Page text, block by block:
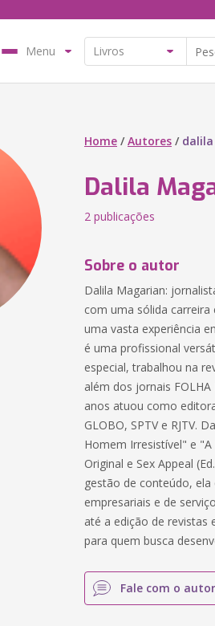
Menu
Home /Autores /
Dalila
2 publicações
Sobre o autor
Dalila Magarian:
com uma sólida carreira
uma vasta experiência
é uma profissional
especial, trabalhou na
além dos jornais FOLHA
anos atuou como
GLOBO, SPTV e RJTV.
Homem Irresistível" e
Original e Sex Appeal
gestão de conteúdo,
empresariais e de
até a edição de revistas
para quem busca
Fale com o autor